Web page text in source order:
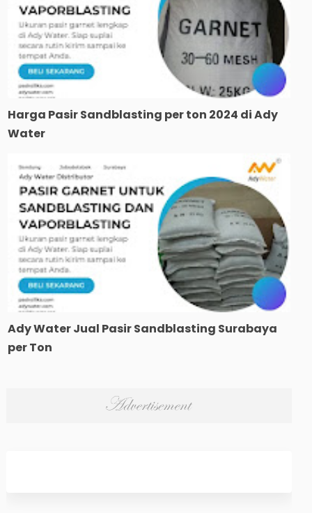
Harga Pasir Sandblasting per ton 2024 di Ady
Water
Ady Water Jual Pasir Sandblasting Surabaya
per Ton